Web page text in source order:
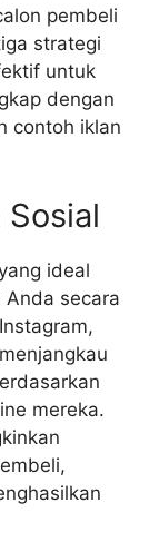
pembeli
strategi
untuk
dengan
contoh iklan
ideal
secara
mereka.